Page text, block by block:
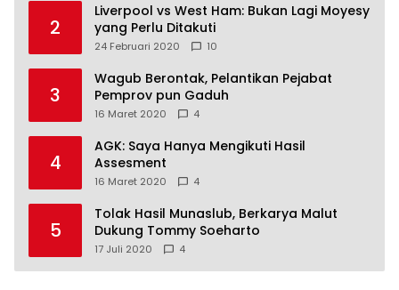
2
Liverpool vs West Ham: Bukan Lagi Moyesy
yang Perlu Ditakuti
24 Februari 2020 10
3
Wagub Berontak, Pelantikan Pejabat
Pemprov pun Gaduh
16 Maret 2020 4
4
AGK: Saya Hanya Mengikuti Hasil
Assesment
16 Maret 2020 4
5
Tolak Hasil Munaslub, Berkarya Malut
Dukung Tommy Soeharto
17 Juli 2020 4